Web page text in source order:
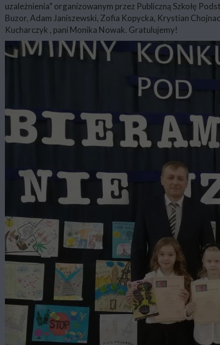
uzależnienia” organizowanym przez Publiczną Szkołę
Buzor, Adam Janiszewski, Zofia Kopycka, Krystian
Kucharczyk , pani Monika Nowak. Gratulujemy!